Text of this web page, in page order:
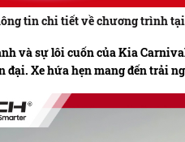
tin chi tiết về chương trình
và sự lôi cuốn của Kia
đại. Xe hứa hẹn mang đến trải